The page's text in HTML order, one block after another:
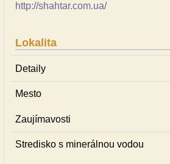
http://shahtar.com.ua/
Lokalita
Detaily
Mesto
Zaujímavosti
Stredisko s minerálnou vodou